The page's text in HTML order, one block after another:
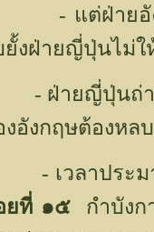
แต่ฝ่ายอังกฤ
ยั้งฝ่ายญี่ปุ่นไม่ใ
ฝ่ายญี่ปุ่นถ่าย
งอังกฤษต้องหล
เวลาประมา
ยที่ ๑๕กำบังก